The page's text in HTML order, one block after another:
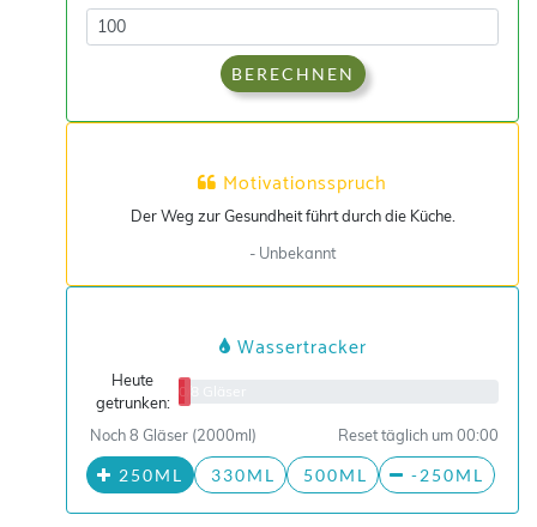
BERECHNEN
Motivationsspruch
Der Weg zur Gesundheit führt durch die Küche.
- Unbekannt
Wassertracker
Heute
getrunken:
0/8 Gläser
Noch 8 Gläser (2000ml) Reset täglich um 00:00
250ML 330ML 500ML -250ML